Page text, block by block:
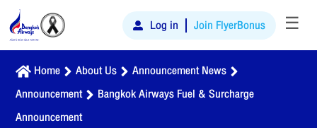
Log in Join FlyerBonus ☰
Home About Us
Announcement News
Announcement
Bangkok Airways Fuel & Surcharge
Announcement